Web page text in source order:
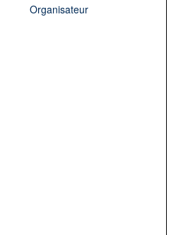
Organisateur